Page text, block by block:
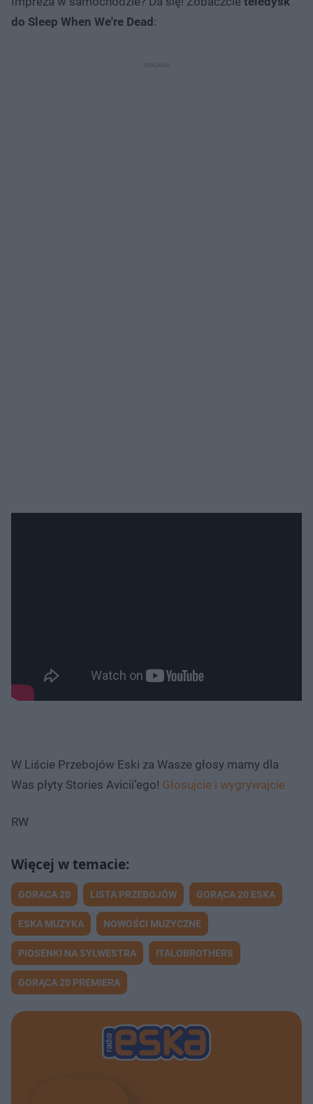
do Sleep When We're Dead:
W Liście Przebojów Eski za Wasze głosy mamy dla
Was płyty Stories Avicii’ego! Głosujcie i wygrywajcie
RW
GORACA 20 LISTA PRZEBOJÓW GORĄCA 20 ESKA
ESKA MUZYKA NOWOŚCI MUZYCZNE
PIOSENKI NA SYLWESTRA ITALOBROTHERS
GORĄCA 20 PREMIERA